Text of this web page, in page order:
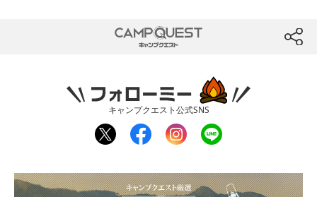
btn
CAMP QUEST
フォローミー
キャンプクエスト公式SNS
twit
ter
fac
ebo
inst
agr
line